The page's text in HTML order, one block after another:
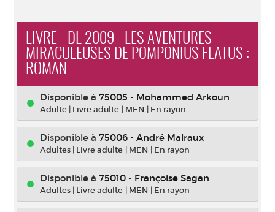
LIVRE - DL 2009 - LES AVENTURES
MIRACULEUSES DE POMPONIUS FLATUS :
ROMAN
Disponible à 75005 - Mohammed Arkoun
Adulte | Livre adulte | MEN | En rayon
Disponible à 75006 - André Malraux
Adultes | Livre adulte | MEN | En rayon
Disponible à 75010 - Françoise Sagan
Adultes | Livre adulte | MEN | En rayon